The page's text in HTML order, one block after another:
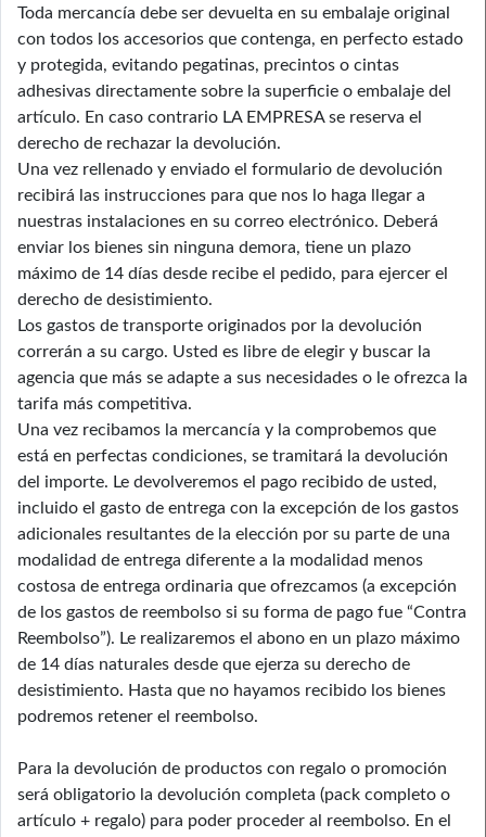
Toda mercancía debe ser devuelta en su embalaje original
con todos los accesorios que contenga, en perfecto estado
y protegida, evitando pegatinas, precintos o cintas
adhesivas directamente sobre la superficie o embalaje del
artículo. En caso contrario LA EMPRESA se reserva el
derecho de rechazar la devolución.
Una vez rellenado y enviado el formulario de devolución
recibirá las instrucciones para que nos lo haga llegar a
nuestras instalaciones en su correo electrónico. Deberá
enviar los bienes sin ninguna demora, tiene un plazo
máximo de 14 días desde recibe el pedido, para ejercer el
derecho de desistimiento.
Los gastos de transporte originados por la devolución
correrán a su cargo. Usted es libre de elegir y buscar la
agencia que más se adapte a sus necesidades o le ofrezca la
tarifa más competitiva.
Una vez recibamos la mercancía y la comprobemos que
está en perfectas condiciones, se tramitará la devolución
del importe. Le devolveremos el pago recibido de usted,
incluido el gasto de entrega con la excepción de los gastos
adicionales resultantes de la elección por su parte de una
modalidad de entrega diferente a la modalidad menos
costosa de entrega ordinaria que ofrezcamos (a excepción
de los gastos de reembolso si su forma de pago fue “Contra
Reembolso”). Le realizaremos el abono en un plazo máximo
de 14 días naturales desde que ejerza su derecho de
desistimiento. Hasta que no hayamos recibido los bienes
podremos retener el reembolso.
Para la devolución de productos con regalo o promoción
será obligatorio la devolución completa (pack completo o
artículo + regalo) para poder proceder al reembolso. En el